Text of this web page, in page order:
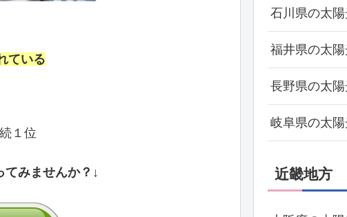
ている
１位
てみませんか？↓
石川県の太
福井県の太
長野県の太
岐阜県の太
近畿地方